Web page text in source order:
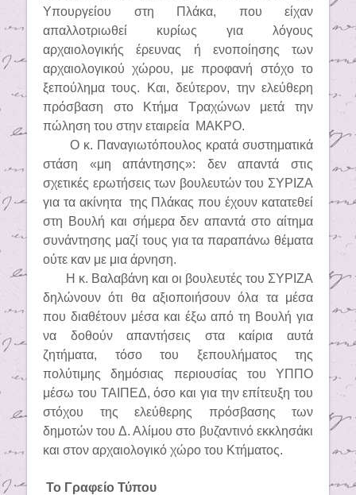
Υπουργείου στη Πλάκα, που είχαν
απαλλοτριωθεί κυρίως για λόγους
αρχαιολογικής έρευνας ή ενοποίησης των
αρχαιολογικού χώρου, με προφανή στόχο το
ξεπούλημα τους. Και, δεύτερον, την ελεύθερη
πρόσβαση στο Κτήμα Τραχώνων μετά την
πώληση του στην εταιρεία ΜΑΚΡΟ.
Ο κ. Παναγιωτόπουλος κρατά συστηματικά
στάση «μη απάντησης»: δεν απαντά στις
σχετικές ερωτήσεις των βουλευτών του ΣΥΡΙΖΑ
για τα ακίνητα
της Πλάκας που έχουν κατατεθεί
στη Βουλή και σήμερα δεν απαντά στο αίτημα
συνάντησης μαζί τους για τα παραπάνω θέματα
ούτε καν με μια άρνηση.
Η κ. Βαλαβάνη και οι βουλευτές του ΣΥΡΙΖΑ
δηλώνουν ότι θα αξιοποιήσουν όλα τα μέσα
που διαθέτουν μέσα και έξω από τη Βουλή για
να δοθούν απαντήσεις στα καίρια αυτά
ζητήματα, τόσο του ξεπουλήματος της
πολύτιμης δημόσιας περιουσίας του ΥΠΠΟ
μέσω του ΤΑΙΠΕΔ, όσο και για την επίτευξη του
στόχου της ελεύθερης πρόσβασης των
δημοτών του Δ. Αλίμου στο βυζαντινό εκκλησάκι
και στον αρχαιολογικό χώρο του Κτήματος.
Το Γραφείο Τύπου